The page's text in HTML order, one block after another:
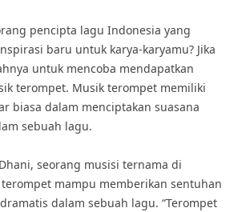
pencipta lagu Indonesia yang
baru untuk karya-karyamu? Jika
untuk mencoba mendapatkan
terompet. Musik terompet memiliki
biasa dalam menciptakan suasana
sebuah lagu.
seorang musisi ternama di
mampu memberikan sentuhan
dalam sebuah lagu. “Terompet